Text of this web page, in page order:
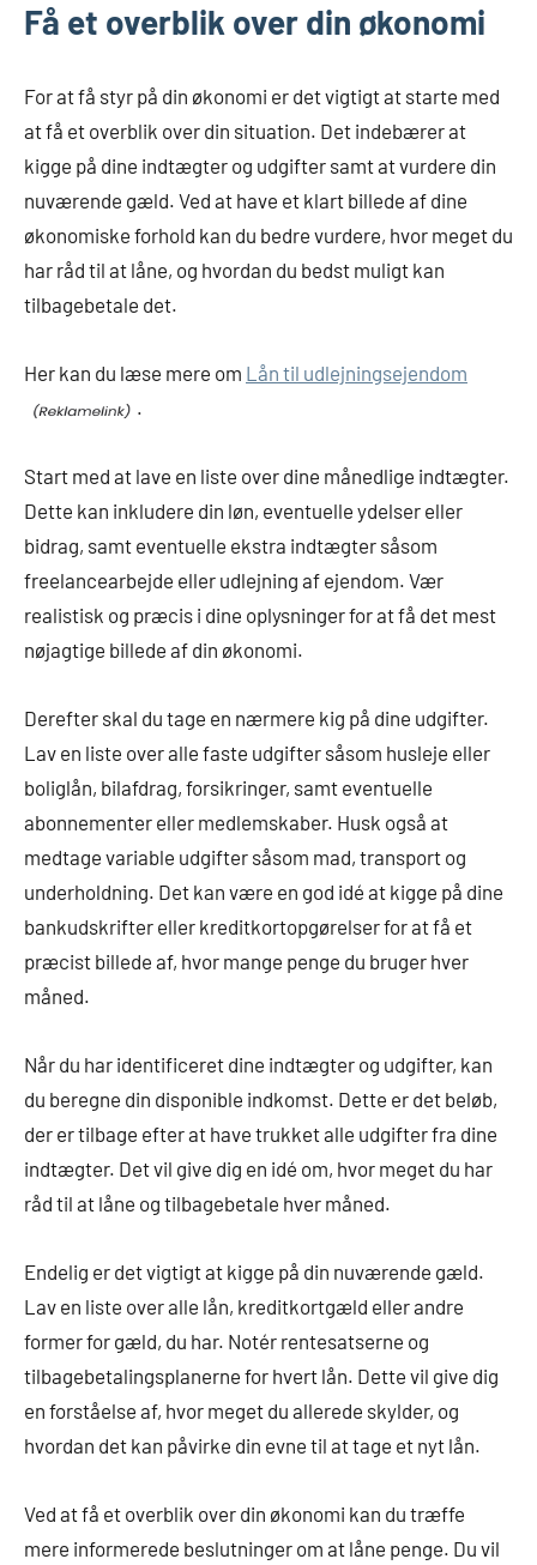
Få et overblik over din økonomi
For at få styr på din økonomi er det vigtigt at starte med
at få et overblik over din situation. Det indebærer at
kigge på dine indtægter og udgifter samt at vurdere din
nuværende gæld. Ved at have et klart billede af dine
økonomiske forhold kan du bedre vurdere, hvor meget du
har råd til at låne, og hvordan du bedst muligt kan
tilbagebetale det.
Her kan du læse mere om Lån til udlejningsejendom
.
Start med at lave en liste over dine månedlige indtægter.
Dette kan inkludere din løn, eventuelle ydelser eller
bidrag, samt eventuelle ekstra indtægter såsom
freelancearbejde eller udlejning af ejendom. Vær
realistisk og præcis i dine oplysninger for at få det mest
nøjagtige billede af din økonomi.
Derefter skal du tage en nærmere kig på dine udgifter.
Lav en liste over alle faste udgifter såsom husleje eller
boliglån, bilafdrag, forsikringer, samt eventuelle
abonnementer eller medlemskaber. Husk også at
medtage variable udgifter såsom mad, transport og
underholdning. Det kan være en god idé at kigge på dine
bankudskrifter eller kreditkortopgørelser for at få et
præcist billede af, hvor mange penge du bruger hver
måned.
Når du har identificeret dine indtægter og udgifter, kan
du beregne din disponible indkomst. Dette er det beløb,
der er tilbage efter at have trukket alle udgifter fra dine
indtægter. Det vil give dig en idé om, hvor meget du har
råd til at låne og tilbagebetale hver måned.
Endelig er det vigtigt at kigge på din nuværende gæld.
Lav en liste over alle lån, kreditkortgæld eller andre
former for gæld, du har. Notér rentesatserne og
tilbagebetalingsplanerne for hvert lån. Dette vil give dig
en forståelse af, hvor meget du allerede skylder, og
hvordan det kan påvirke din evne til at tage et nyt lån.
Ved at få et overblik over din økonomi kan du træffe
mere informerede beslutninger om at låne penge. Du vil